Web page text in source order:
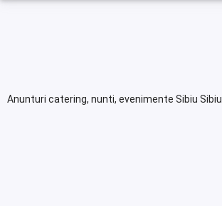
Anunturi catering, nunti, evenimente Sibiu Sibiu